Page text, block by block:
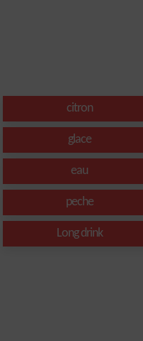
citron
glace
eau
peche
Long drink